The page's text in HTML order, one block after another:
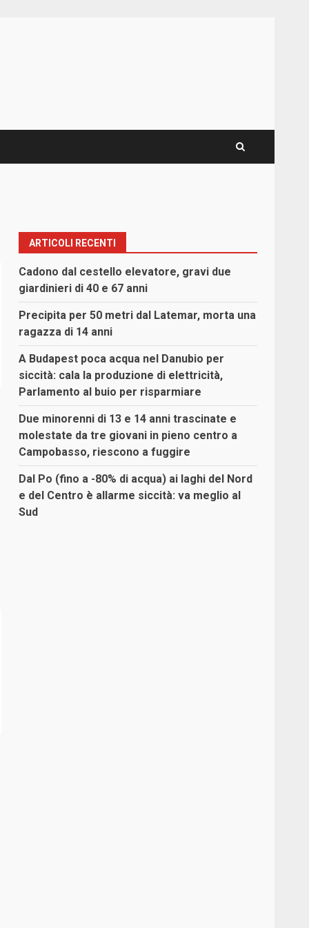
ARTICOLI RECENTI
Cadono dal cestello elevatore, gravi due
giardinieri di 40 e 67 anni
Precipita per 50 metri dal Latemar, morta una
ragazza di 14 anni
A Budapest poca acqua nel Danubio per
siccità: cala la produzione di elettricità,
Parlamento al buio per risparmiare
Due minorenni di 13 e 14 anni trascinate e
molestate da tre giovani in pieno centro a
Campobasso, riescono a fuggire
Dal Po (fino a -80% di acqua) ai laghi del Nord
e del Centro è allarme siccità: va meglio al
Sud